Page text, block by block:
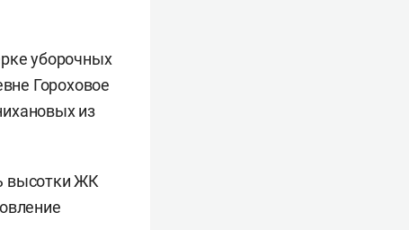
уборочных
Гороховое
из
высотки ЖК